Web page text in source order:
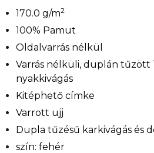
170.0 g/m2
100% Pamut
Oldalvarrás nélkül
Varrás nélküli, duplán tűzött
nyakkivágás
Kitéphető címke
Varrott ujj
Dupla tűzésű karkivágás és
szín: fehér